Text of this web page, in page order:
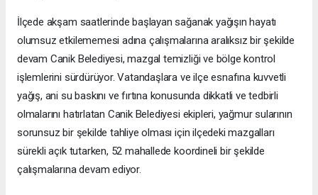
İlçede akşam saatlerinde başlayan sağanak yağışın hayatı
olumsuz etkilememesi adına çalışmalarına aralıksız bir şekilde
devam Canik Belediyesi, mazgal temizliği ve bölge kontrol
işlemlerini sürdürüyor. Vatandaşlara ve ilçe esnafına kuvvetli
yağış, ani su baskını ve fırtına konusunda dikkatli ve tedbirli
olmalarını hatırlatan Canik Belediyesi ekipleri, yağmur sularının
sorunsuz bir şekilde tahliye olması için ilçedeki mazgalları
sürekli açık tutarken, 52 mahallede koordineli bir şekilde
çalışmalarına devam ediyor.